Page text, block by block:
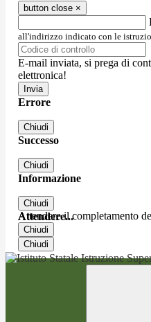
button close ×
all'indirizzo indicato con le
E-mail inviata, si prega di
elettronica!
Errore
Chiudi
Successo
Chiudi
Informazione
Chiudi
Attendere...
Attendere il completamento
Chiudi
Chiudi